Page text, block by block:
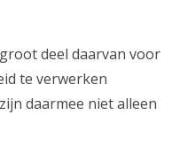
deel daarvan voor
te verwerken
daarmee niet alleen